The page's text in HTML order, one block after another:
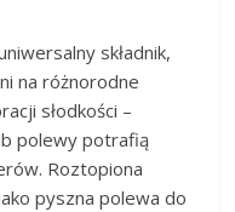
składnik,
na różnorodne
słodkości –
polewy potrafią
Roztopiona
pyszna polewa do